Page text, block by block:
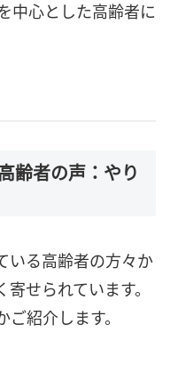
中心とした高齢者に
齢者の声：やり
いる高齢者の方々か
せられています。
紹介します。